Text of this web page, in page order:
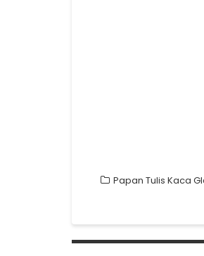
Papan Tulis Kaca
Post